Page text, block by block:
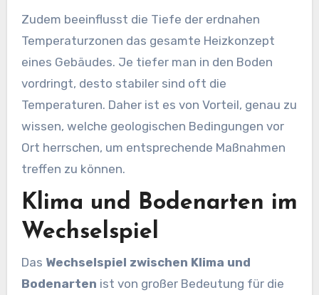
Zudem beeinflusst die Tiefe der erdnahen
Temperaturzonen das gesamte Heizkonzept
eines Gebäudes. Je tiefer man in den Boden
vordringt, desto stabiler sind oft die
Temperaturen. Daher ist es von Vorteil, genau zu
wissen, welche geologischen Bedingungen vor
Ort herrschen, um entsprechende Maßnahmen
treffen zu können.
Klima und Bodenarten im
Wechselspiel
Das Wechselspiel zwischen Klima und
Bodenarten ist von großer Bedeutung für die